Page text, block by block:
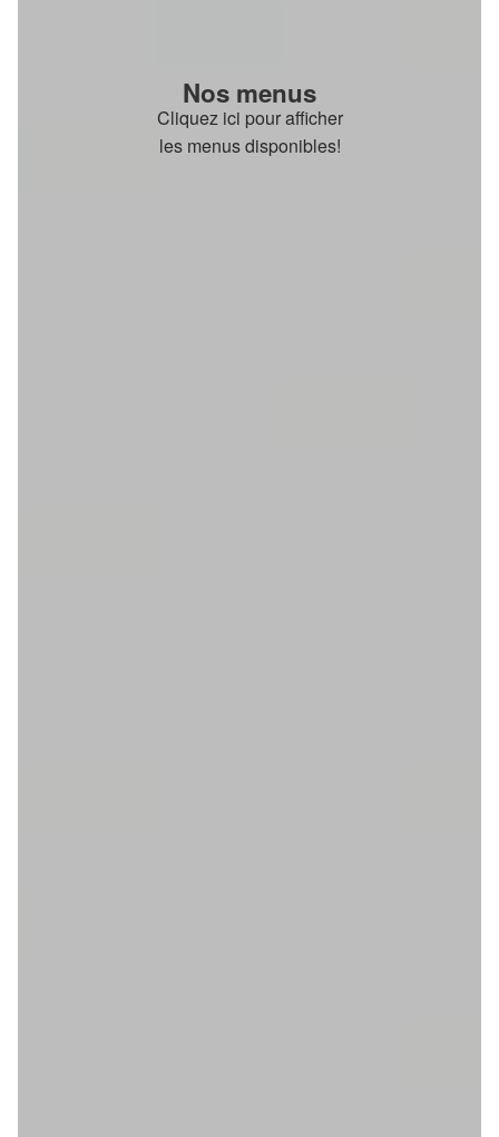
Nos menus
Cliquez ici pour afficher
les menus disponibles!